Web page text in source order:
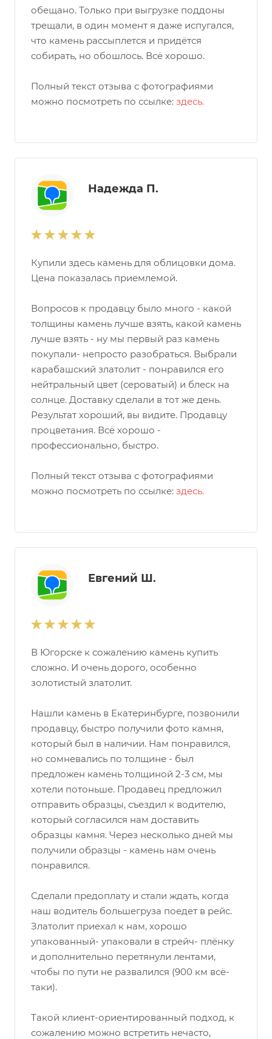
обещано. Только при выгрузке поддоны
трещали, в один момент я даже испугался,
что камень рассыплется и придётся
собирать, но обошлось. Всё хорошо.
Полный текст отзыва с фотографиями
можно посмотреть по ссылке: здесь.
Надежда П.
Купили здесь камень для облицовки дома.
Цена показалась приемлемой.
Вопросов к продавцу было много - какой
толщины камень лучше взять, какой камень
лучше взять - ну мы первый раз камень
покупали- непросто разобраться. Выбрали
карабашский златолит - понравился его
нейтральный цвет (сероватый) и блеск на
солнце. Доставку сделали в тот же день.
Результат хороший, вы видите. Продавцу
процветания. Всё хорошо -
профессионально, быстро.
Полный текст отзыва с фотографиями
можно посмотреть по ссылке: здесь.
Евгений Ш.
В Югорске к сожалению камень купить
сложно. И очень дорого, особенно
золотистый златолит.
Нашли камень в Екатеринбурге, позвонили
продавцу, быстро получили фото камня,
который был в наличии. Нам понравился,
но сомневались по толщине - был
предложен камень толщиной 2-3 см, мы
хотели потоньше. Продавец предложил
отправить образцы, съездил к водителю,
который согласился нам доставить
образцы камня. Через несколько дней мы
получили образцы - камень нам очень
понравился.
Сделали предоплату и стали ждать, когда
наш водитель большегруза поедет в рейс.
Златолит приехал к нам, хорошо
упакованный- упаковали в стрейч- плёнку
и дополнительно перетянули лентами,
чтобы по пути не развалился (900 км всё-
таки).
Такой клиент-ориентированный подход, к
сожалению можно встретить нечасто,